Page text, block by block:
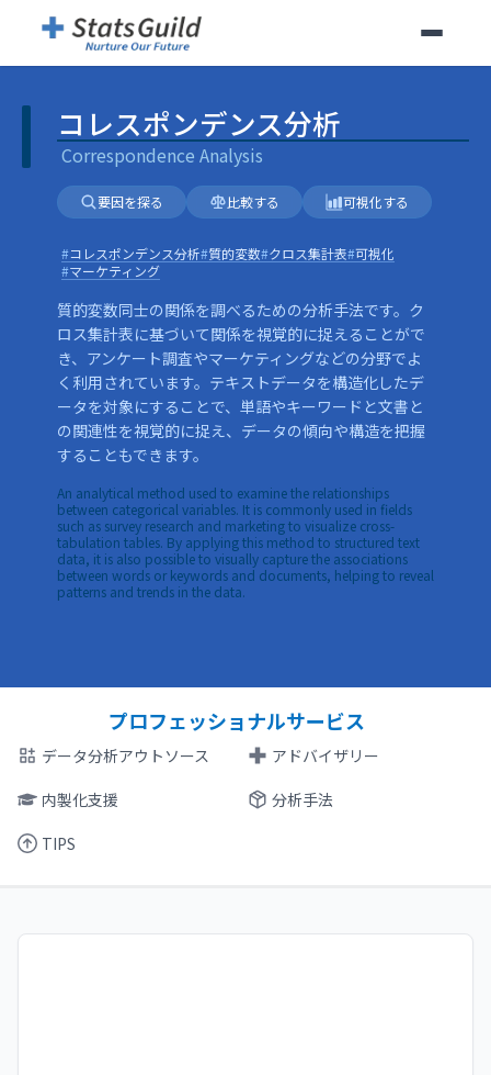
コレスポンデンス分析
コレスポンデンス分析
Correspondence Analysis
要因を探る 比較する 可視化する
#コレスポンデンス分析#質的変数#クロス集計表#可視化
#マーケティング
質的変数同士の関係を調べるための分析手法です。ク
ロス集計表に基づいて関係を視覚的に捉えることがで
き、アンケート調査やマーケティングなどの分野でよ
く利用されています。テキストデータを構造化したデ
ータを対象にすることで、単語やキーワードと文書と
の関連性を視覚的に捉え、データの傾向や構造を把握
することもできます。
An analytical method used to examine the relationships
between categorical variables. It is commonly used in fields
such as survey research and marketing to visualize cross-
tabulation tables. By applying this method to structured text
data, it is also possible to visually capture the associations
between words or keywords and documents, helping to reveal
patterns and trends in the data.
プロフェッショナルサービス
データ分析アウトソース
アドバイザリー
内製化支援
分析手法
TIPS